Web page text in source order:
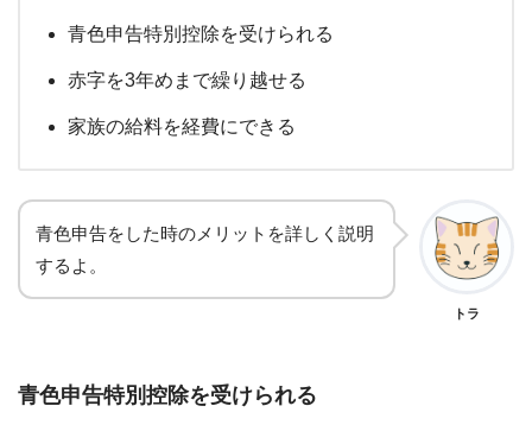
青色申告特別控除を受けられる
赤字を3年めまで繰り越せる
家族の給料を経費にできる
青色申告をした時のメリットを詳しく説明
するよ。
トラ
青色申告特別控除を受けられる